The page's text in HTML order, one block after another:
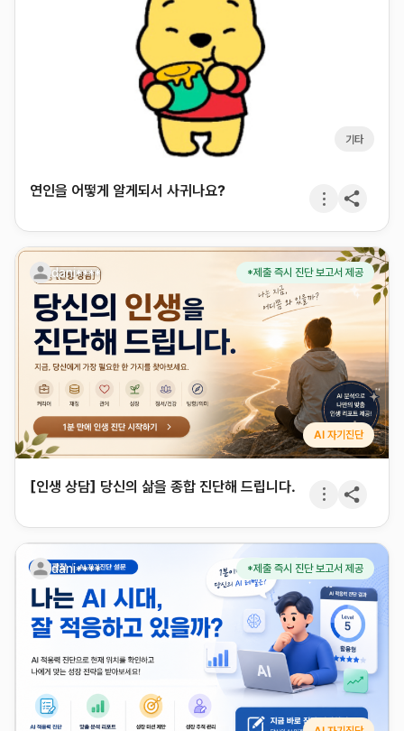
기타
연인을 어떻게 알게되서 사귀나요?
dani**** *제출 즉시 진단 보고서 제공
AI 자기진단
[인생 상담] 당신의 삶을 종합 진단해 드립니다.
dani**** *제출 즉시 진단 보고서 제공